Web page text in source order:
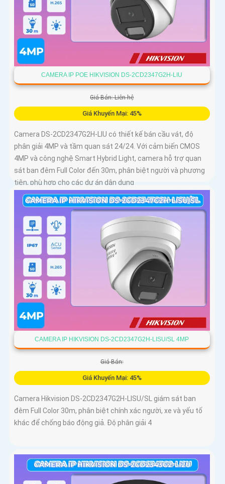
CAMERA IP POE HIKVISION DS-2CD2347G2H-LIU
Giá Bán: Liên hệ
Giá Khuyến Mại: 45%
Camera DS-2CD2347G2H-LIU có thiết kế bán cầu vát, độ
phân giải 4MP và tầm quan sát 24/24. Với cảm biến CMOS
4MP và công nghệ Smart Hybrid Light, camera hỗ trợ quan
sát ban đêm Full Color đến 30m, phân biệt người và phương
tiện, phù hợp cho các dự án dân dụng
CAMERA IP HIKVISION DS-2CD2347G2H-LISU/SL 4MP
Giá Bán:
Giá Khuyến Mại: 45%
Camera Hikvision DS-2CD2347G2H-LISU/SL giám sát ban
đêm Full Color 30m, phân biệt chính xác người, xe và yếu tố
khác để chống báo động giả. Độ phân giải 4